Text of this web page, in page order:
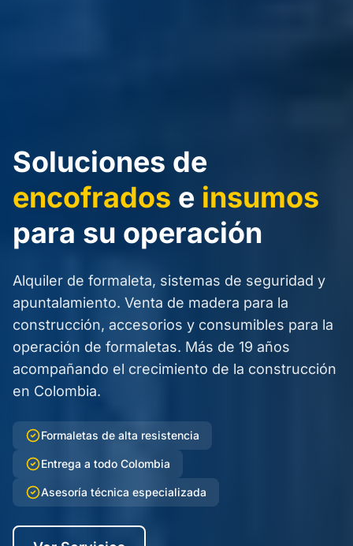
Soluciones de
encofrados e insumos
para su operación
Alquiler de formaleta, sistemas de seguridad y
apuntalamiento. Venta de madera para la
construcción, accesorios y consumibles para la
operación de formaletas. Más de 19 años
acompañando el crecimiento de la construcción
en Colombia.
Formaletas de alta resistencia
Entrega a todo Colombia
Asesoría técnica especializada